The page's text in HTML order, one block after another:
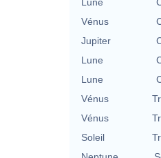
Lune
Vénus
Jupiter
Lune
Lune
Vénus
Vénus
Soleil